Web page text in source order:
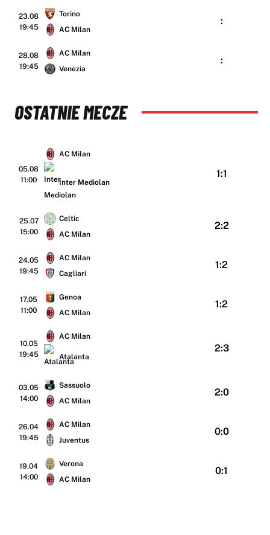
23.08
19:45
Torino
AC Milan
:
28.08
19:45
AC Milan
Venezia
:
OSTATNIE MECZE
05.08
11:00
AC Milan
Inter Mediolan
1:1
25.07
15:00
Celtic
AC Milan
2:2
24.05
19:45
AC Milan
Cagliari
1:2
17.05
11:00
Genoa
AC Milan
1:2
10.05
19:45
AC Milan
Atalanta
2:3
03.05
14:00
Sassuolo
AC Milan
2:0
26.04
19:45
AC Milan
Juventus
0:0
19.04
14:00
Verona
AC Milan
0:1